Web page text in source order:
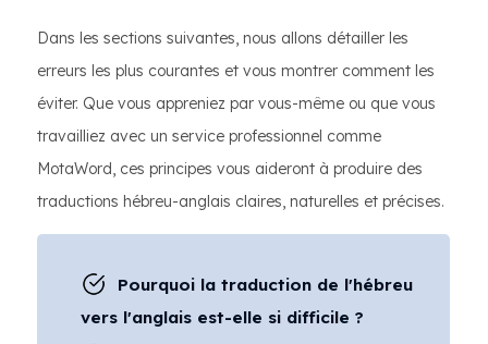
Dans les sections suivantes, nous allons détailler les
erreurs les plus courantes et vous montrer comment les
éviter. Que vous appreniez par vous-même ou que vous
travailliez avec un service professionnel comme
MotaWord, ces principes vous aideront à produire des
traductions hébreu-anglais claires, naturelles et précises.
Pourquoi la traduction de l'hébreu
vers l'anglais est-elle si difficile ?